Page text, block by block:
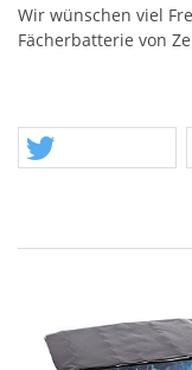
Wir wünschen viel
Fächerbatterie von